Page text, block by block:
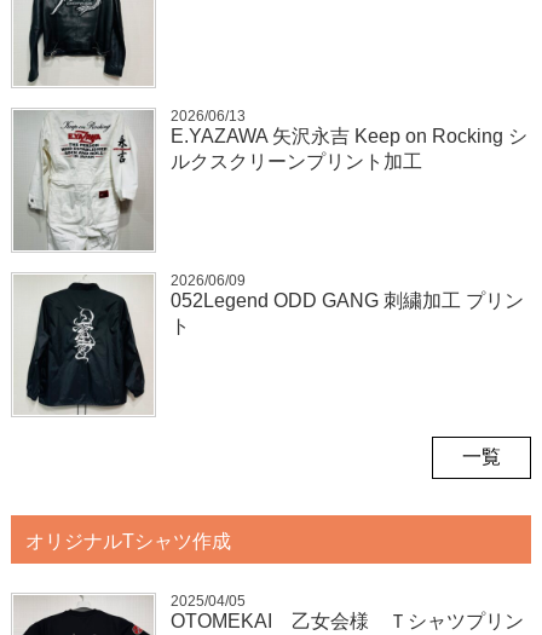
2026/06/13
E.YAZAWA 矢沢永吉 Keep on Rocking シ
ルクスクリーンプリント加工
2026/06/09
052Legend ODD GANG 刺繍加工 プリン
ト
一覧
オリジナルTシャツ作成
2025/04/05
OTOMEKAI 乙女会様 Ｔシャツプリン